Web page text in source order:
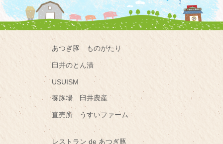
あつぎ豚 ものがたり
臼井のとん漬
USUISM
養豚場 臼井農産
直売所 うすいファーム
レストラン de あつぎ豚